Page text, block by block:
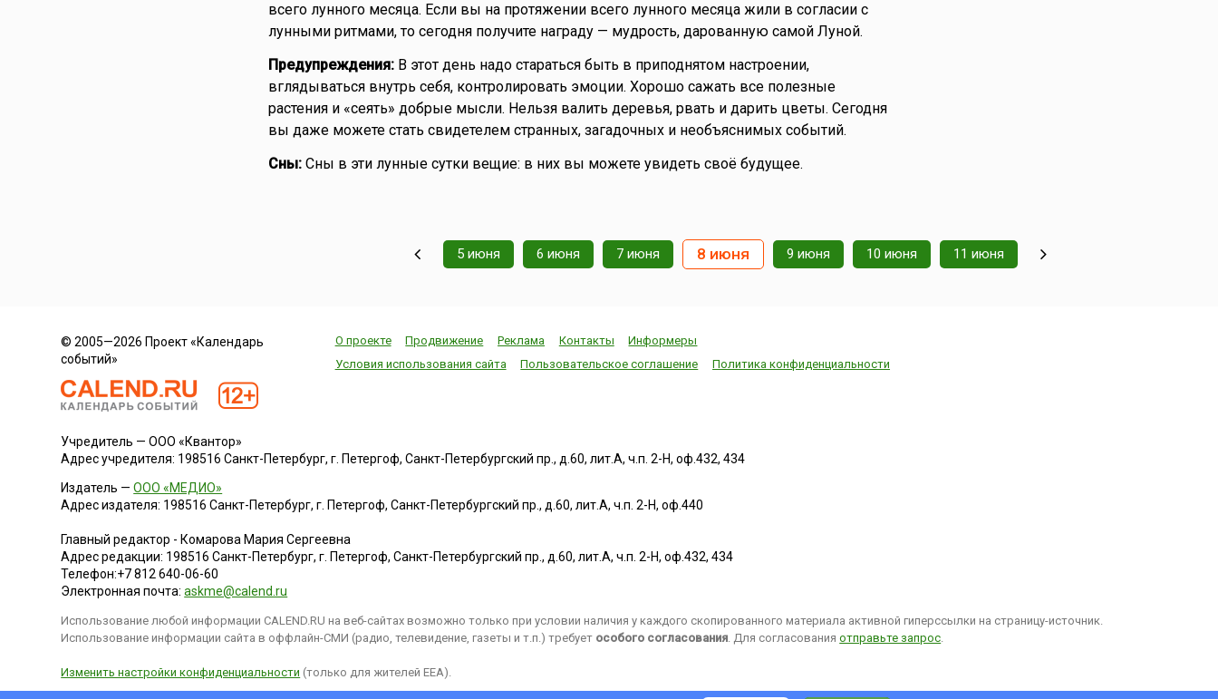
всего лунного месяца. Если вы на протяжении всего лунного месяца жили в согласии с
лунными ритмами, то сегодня получите награду — мудрость, дарованную самой Луной.
Предупреждения:В этот день надо стараться быть в приподнятом настроении,
вглядываться внутрь себя, контролировать эмоции. Хорошо сажать все полезные
растения и «сеять» добрые мысли. Нельзя валить деревья, рвать и дарить цветы. Сегодня
вы даже можете стать свидетелем странных, загадочных и необъяснимых событий.
Сны:Сны в эти лунные сутки вещие: в них вы можете увидеть своё будущее.
5 июня 6 июня 7 июня 8 июня 9 июня 10 июня 11 июня
© 2005—2026 Проект «Календарь
событий»
О проекте Продвижение Реклама Контакты
Информеры
Условия использования сайта
Пользовательское соглашение Политика конфиденциальности
Учредитель — ООО «Квантор»
Адрес учредителя: 198516 Санкт-Петербург, г. Петергоф, Санкт-Петербургский пр., д.60, лит.А, ч.п. 2-Н, оф.432, 434
Издатель —ООО «МЕДИО»
Адрес издателя: 198516 Санкт-Петербург, г. Петергоф, Санкт-Петербургский пр., д.60, лит.А, ч.п. 2-Н, оф.440
Главный редактор - Комарова Мария Сергеевна
Адрес редакции: 198516 Санкт-Петербург, г. Петергоф,Санкт-Петербургский пр., д.60, лит.А, ч.п. 2-Н, оф.432, 434
Телефон:+7 812 640-06-60
Электронная почта:askme@calend.ru
Использование любой информации CALEND.RU на веб-сайтах возможно только при условии наличия у каждого скопированного материала активной гиперссылки на страницу-источник.
Использование информации сайта в оффлайн-СМИ (радио, телевидение, газеты и т.п.) требует особого согласования. Для согласованияотправьте запрос.
Изменить настройки конфиденциальности (только для жителей EEA).